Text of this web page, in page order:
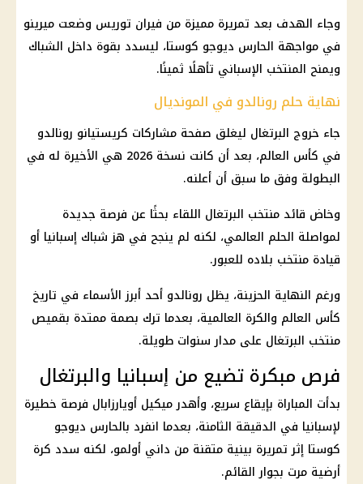
وجاء الهدف بعد تمريرة مميزة من فيران توريس وضعت ميرينو
في مواجهة الحارس ديوجو كوستا، ليسدد بقوة داخل الشباك
ويمنح المنتخب الإسباني تأهلًا ثمينًا.
نهاية حلم رونالدو في المونديال
جاء خروج البرتغال ليغلق صفحة مشاركات كريستيانو رونالدو
في كأس العالم، بعد أن كانت نسخة 2026 هي الأخيرة له في
البطولة وفق ما سبق أن أعلنه.
وخاض قائد منتخب البرتغال اللقاء بحثًا عن فرصة جديدة
لمواصلة الحلم العالمي، لكنه لم ينجح في هز شباك إسبانيا أو
قيادة منتخب بلاده للعبور.
ورغم النهاية الحزينة، يظل رونالدو أحد أبرز الأسماء في تاريخ
كأس العالم والكرة العالمية، بعدما ترك بصمة ممتدة بقميص
منتخب البرتغال على مدار سنوات طويلة.
فرص مبكرة تضيع من إسبانيا والبرتغال
بدأت المباراة بإيقاع سريع، وأهدر ميكيل أويارزابال فرصة خطيرة
لإسبانيا في الدقيقة الثامنة، بعدما انفرد بالحارس ديوجو
كوستا إثر تمريرة بينية متقنة من داني أولمو، لكنه سدد كرة
أرضية مرت بجوار القائم.